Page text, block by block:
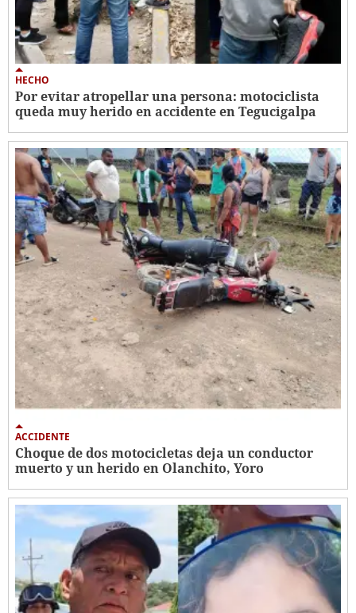
HECHO
Por evitar atropellar una persona: motociclista
queda muy herido en accidente en Tegucigalpa
ACCIDENTE
Choque de dos motocicletas deja un conductor
muerto y un herido en Olanchito, Yoro